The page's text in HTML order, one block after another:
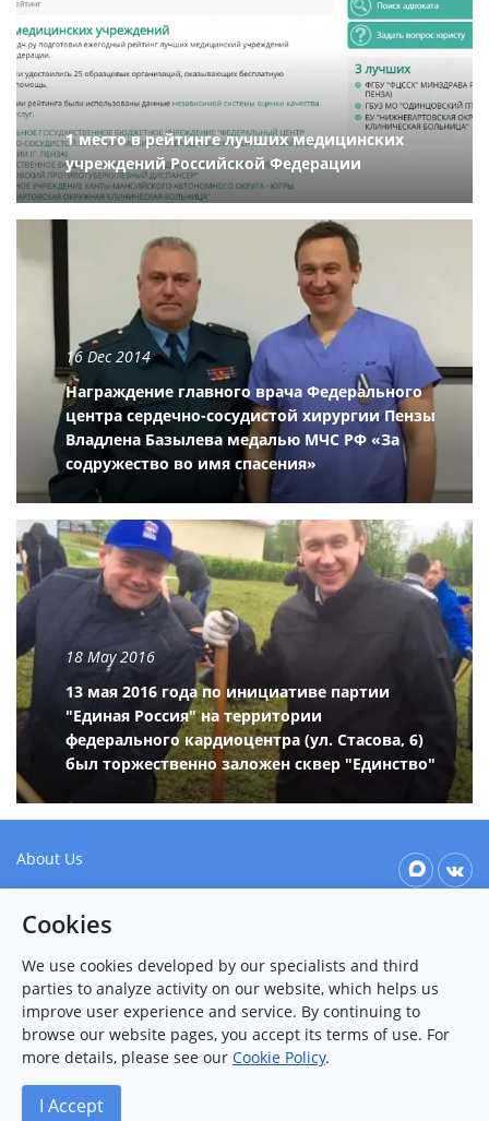
1 место в рейтинге лучших медицинских
учреждений Российской Федерации
16 Dec 2014
Награждение главного врача Федерального
центра сердечно-сосудистой хирургии Пензы
Владлена Базылева медалью МЧС РФ «За
содружество во имя спасения»
18 May 2016
13 мая 2016 года по инициативе партии
"Единая Россия" на территории
федерального кардиоцентра (ул. Стасова, 6)
был торжественно заложен сквер "Единство"
About Us
Our values
Patient & Visitor Info
Contact Us
+7 (8412) 25-54-77
2026 © FEDERAL CENTER OF CARDIOVASCULAR SURGERY
Cookies
We use cookies developed by our specialists and third
parties to analyze activity on our website, which helps us
improve user experience and service. By continuing to
browse our website pages, you accept its terms of use. For
more details, please see our Cookie Policy.
I Accept